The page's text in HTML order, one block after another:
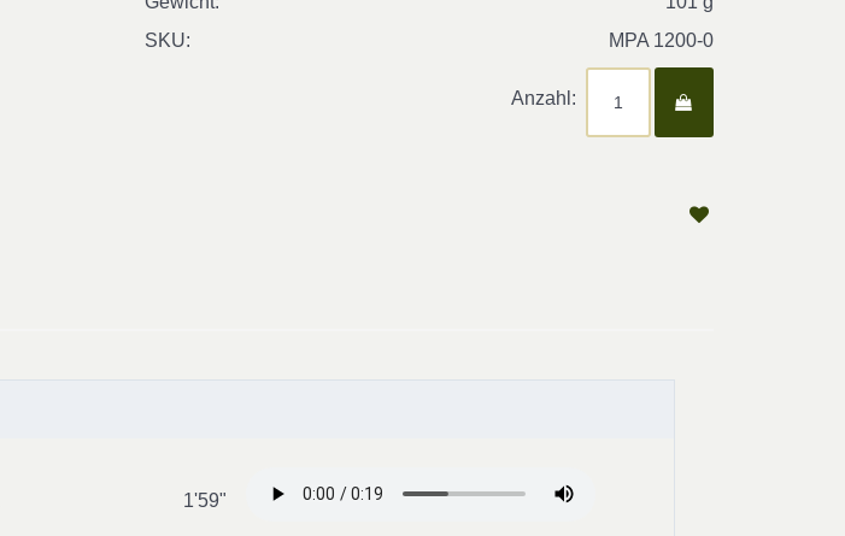
SKU:
MPA 1200-0
Anzahl:
1'59"